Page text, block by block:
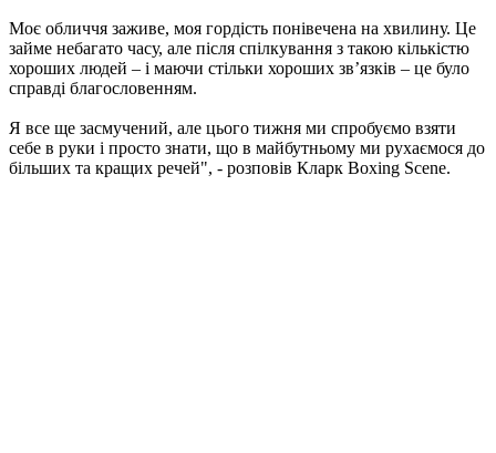
Моє обличчя заживе, моя гордість понівечена на хвилину. Це
займе небагато часу, але після спілкування з такою кількістю
хороших людей – і маючи стільки хороших зв’язків – це було
справді благословенням.
Я все ще засмучений, але цього тижня ми спробуємо взяти
себе в руки і просто знати, що в майбутньому ми рухаємося до
більших та кращих речей", - розповів Кларк Boxing Scene.